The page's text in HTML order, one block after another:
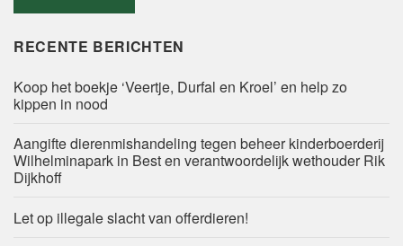
RECENTE BERICHTEN
Koop het boekje ‘Veertje, Durfal en Kroel’ en help zo
kippen in nood
Aangifte dierenmishandeling tegen beheer kinderboerderij
Wilhelminapark in Best en verantwoordelijk wethouder Rik
Dijkhoff
Let op illegale slacht van offerdieren!